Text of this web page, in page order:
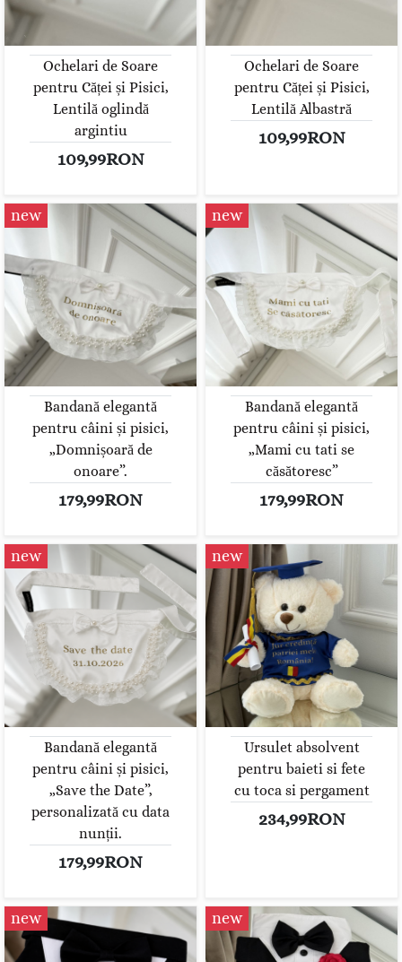
Ochelari de Soare
pentru Căței și Pisici,
Lentilă oglindă
argintiu
109,99RON
Ochelari de Soare
pentru Căței și Pisici,
Lentilă Albastră
109,99RON
new
Bandană elegantă
pentru câini și pisici,
„Domnișoară de
onoare”.
179,99RON
new
Bandană elegantă
pentru câini și pisici,
„Mami cu tati se
căsătoresc”
179,99RON
new
Bandană elegantă
pentru câini și pisici,
„Save the Date”,
personalizată cu data
nunții.
179,99RON
new
Ursulet absolvent
pentru baieti si fete
cu toca si pergament
234,99RON
new new